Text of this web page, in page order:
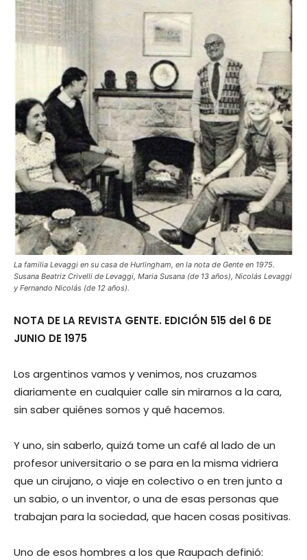
La familia Levaggi en su casa de Hurlingham, en la nota de Gente en 1975.
Susana Beatriz Crivelli de Levaggi, Maria Susana (de 13 años), Nicolás Levaggi
y Fernando Nicolás (de 12 años).
NOTA DE LA REVISTA GENTE. EDICIÓN 515 del 6 DE
JUNIO DE 1975
Los argentinos vamos y venimos, nos cruzamos
diariamente en cualquier calle sin mirarnos a la cara,
sin saber quiénes somos y qué hacemos.
Y uno, sin saberlo, quizá tome un café al lado de un
profesor universitario o se para en la misma vidriera
que un cirujano, o viaje en colectivo o en tren junto a
un sabio, o un inventor, o una de esas personas que
trabajan para la sociedad, que hacen cosas positivas.
Uno de esos hombres a los que Raupach definió: